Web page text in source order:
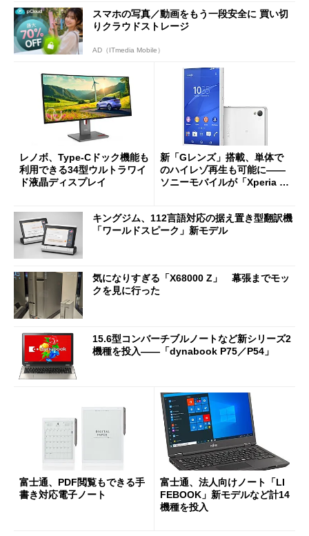
スマホの写真／動画をもう一段安全に 買い切
りクラウドストレージ
AD（ITmedia Mobile）
レノボ、Type-Cドック機能も
利用できる34型ウルトラワイ
ド液晶ディスプレイ
新「Gレンズ」搭載、単体で
のハイレゾ再生も可能に――
ソニーモバイルが「Xperia Z
キングジム、112言語対応の据え置き型翻訳機
「ワールドスピーク」新モデル
気になりすぎる「X68000 Z」 幕張までモッ
クを見に行った
15.6型コンバーチブルノートなど新シリーズ2
機種を投入――「dynabook P75／P54」
富士通、PDF閲覧もできる手
書き対応電子ノート
富士通、法人向けノート「LI
FEBOOK」新モデルなど計14
機種を投入